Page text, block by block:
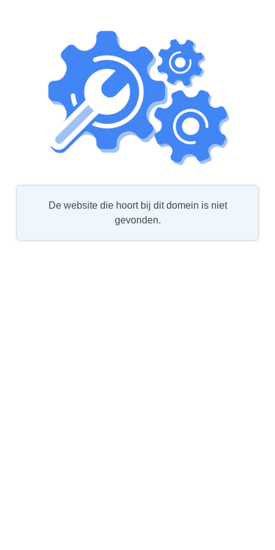
De website die hoort bij dit domein is niet
gevonden.